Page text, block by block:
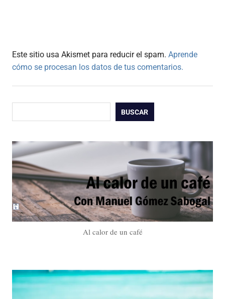
Este sitio usa Akismet para reducir el spam. Aprende
cómo se procesan los datos de tus comentarios.
BUSCAR
Al calor de un café